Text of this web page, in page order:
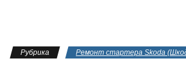
Рубрика Ремонт стартера Skoda